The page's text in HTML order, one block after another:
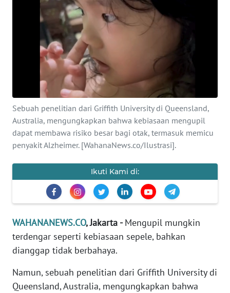
Sebuah penelitian dari Griffith University di Queensland,
Australia, mengungkapkan bahwa kebiasaan mengupil
dapat membawa risiko besar bagi otak, termasuk memicu
penyakit Alzheimer. [WahanaNews.co/Ilustrasi].
Ikuti Kami di:
WAHANANEWS.CO, Jakarta -Mengupil mungkin
terdengar seperti kebiasaan sepele, bahkan
dianggap tidak berbahaya.
Namun, sebuah penelitian dari Griffith University di
Queensland, Australia, mengungkapkan bahwa
KESEHATAN
INTERNASIONAL
SERBA-SERBI
PENDIDIKAN
OLAHRAGA
EDITORIAL
INDEKS
BERITA
KONTAK
KAMI